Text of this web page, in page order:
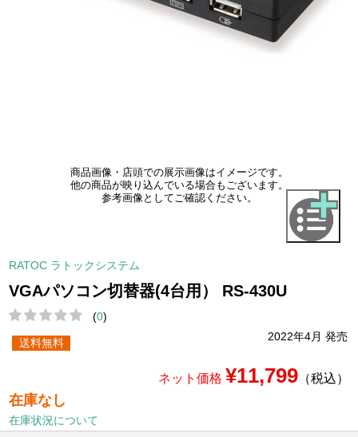
商品画像・店頭での展示画像はイメージです。
他の商品が映り込んでいる場合もございます。
参考画像としてご確認ください。
RATOC ラトックシステム
VGAパソコン切替器(4台用） RS-430U
(0)
2022年4月 発売
送料無料
ネット価格 ¥11,799（税込）
在庫なし
在庫状況について